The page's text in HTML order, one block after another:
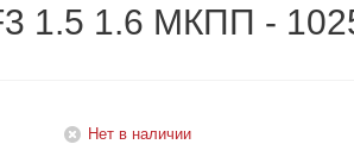
1.5 1.6 МКПП -
Нет в наличии